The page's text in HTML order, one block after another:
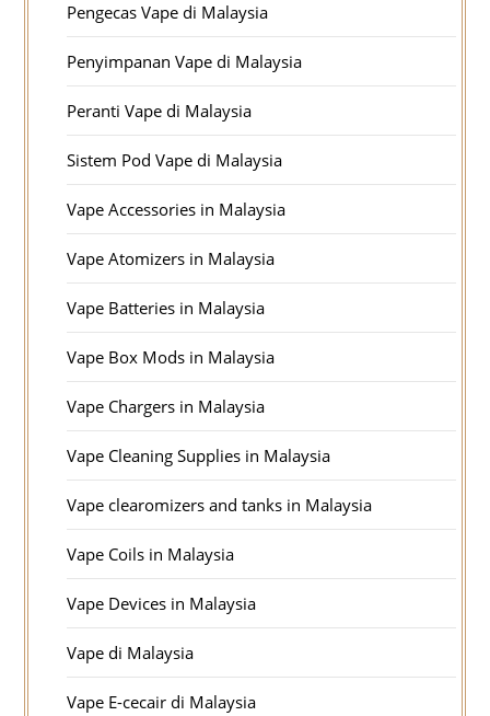
Pengecas Vape di Malaysia
Penyimpanan Vape di Malaysia
Peranti Vape di Malaysia
Sistem Pod Vape di Malaysia
Vape Accessories in Malaysia
Vape Atomizers in Malaysia
Vape Batteries in Malaysia
Vape Box Mods in Malaysia
Vape Chargers in Malaysia
Vape Cleaning Supplies in Malaysia
Vape clearomizers and tanks in Malaysia
Vape Coils in Malaysia
Vape Devices in Malaysia
Vape di Malaysia
Vape E-cecair di Malaysia